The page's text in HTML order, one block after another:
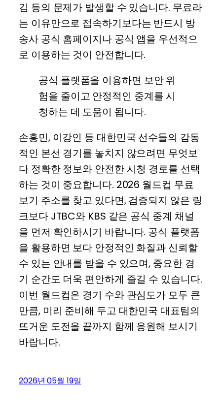
김 등의 문제가 발생할 수 있습니다. 무료라
는 이유만으로 접속하기보다는 반드시 방
송사 공식 홈페이지나 공식 앱을 우선적으
로 이용하는 것이 안전합니다.
공식 플랫폼을 이용하면 보안 위
험을 줄이고 안정적인 중계를 시
청하는 데 도움이 됩니다.
손흥민, 이강인 등 대한민국 선수들의 감동
적인 본선 경기를 놓치지 않으려면 무엇보
다 정확한 정보와 안전한 시청 경로를 선택
하는 것이 중요합니다. 2026 월드컵 무료
보기 주소를 찾고 있다면, 검증되지 않은 링
크보다 JTBC와 KBS 같은 공식 중계 채널
을 먼저 확인하시기 바랍니다. 공식 플랫폼
을 활용하면 보다 안정적인 화질과 신뢰할
수 있는 안내를 받을 수 있으며, 중요한 경
기 순간도 더욱 편안하게 즐길 수 있습니다.
이번 월드컵은 경기 수와 관심도가 모두 큰
만큼, 미리 준비해 두고 대한민국 대표팀의
뜨거운 도전을 끝까지 함께 응원해 보시기
바랍니다.
2026년 05월 19일